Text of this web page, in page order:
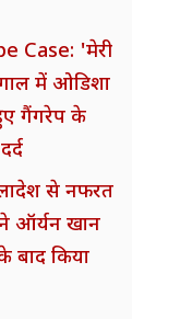
Case: 'मेरी
में ओडिशा
गैंगरेप के
से नफरत
ऑर्यन खान
बाद किया